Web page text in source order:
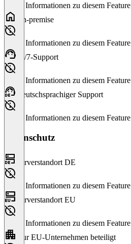
Keine Informationen zu diesem Feature
On-premise
Keine Informationen zu diesem Feature
24/7-Support
Keine Informationen zu diesem Feature
Deutschsprachiger Support
Keine Informationen zu diesem Feature
Datenschutz
Serverstandort DE
Keine Informationen zu diesem Feature
Serverstandort EU
Keine Informationen zu diesem Feature
Nur EU-Unternehmen beteiligt